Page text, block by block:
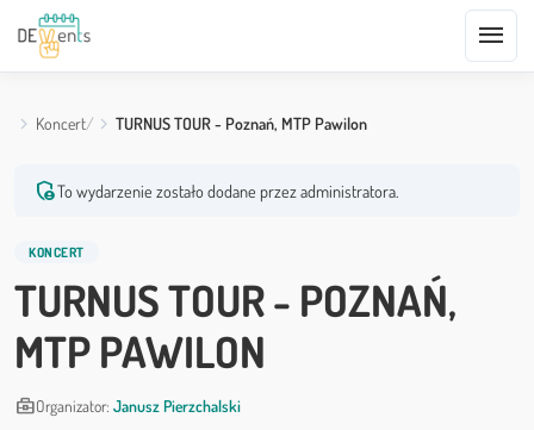
menu
Koncert TURNUS TOUR - Poznań, MTP Pawilon
admin_panel_settingsTo wydarzenie zostało dodane przez administratora.
KONCERT
TURNUS TOUR - POZNAŃ,
MTP PAWILON
business_centerOrganizator: Janusz Pierzchalski